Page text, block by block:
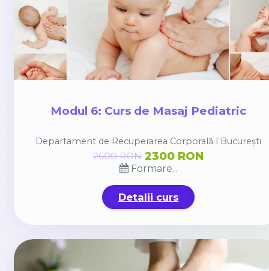
Modul 6: Curs de Masaj Pediatric
Departament de Recuperarea Corporală l București
Formare...
2600 RON 2300 RON
Detalii curs